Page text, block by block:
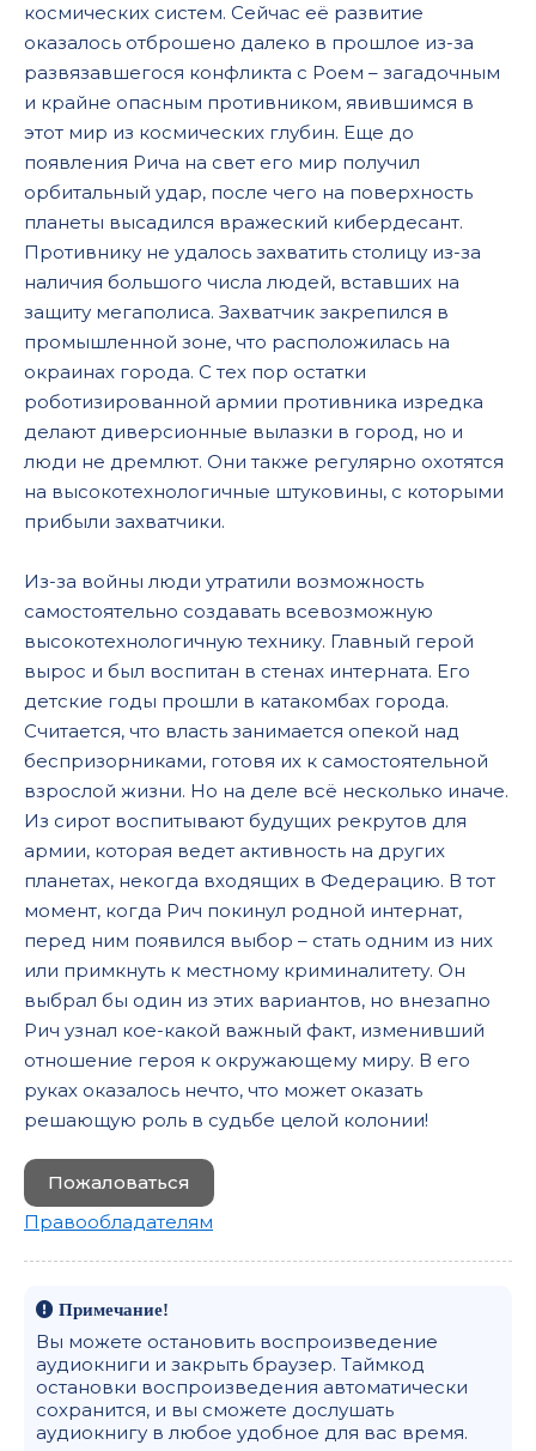
космических систем. Сейчас её развитие
оказалось отброшено далеко в прошлое из-за
развязавшегося конфликта с Роем – загадочным
и крайне опасным противником, явившимся в
этот мир из космических глубин. Еще до
появления Рича на свет его мир получил
орбитальный удар, после чего на поверхность
планеты высадился вражеский кибердесант.
Противнику не удалось захватить столицу из-за
наличия большого числа людей, вставших на
защиту мегаполиса. Захватчик закрепился в
промышленной зоне, что расположилась на
окраинах города. С тех пор остатки
роботизированной армии противника изредка
делают диверсионные вылазки в город, но и
люди не дремлют. Они также регулярно охотятся
на высокотехнологичные штуковины, с которыми
прибыли захватчики.
Из-за войны люди утратили возможность
самостоятельно создавать всевозможную
высокотехнологичную технику. Главный герой
вырос и был воспитан в стенах интерната. Его
детские годы прошли в катакомбах города.
Считается, что власть занимается опекой над
беспризорниками, готовя их к самостоятельной
взрослой жизни. Но на деле всё несколько иначе.
Из сирот воспитывают будущих рекрутов для
армии, которая ведет активность на других
планетах, некогда входящих в Федерацию. В тот
момент, когда Рич покинул родной интернат,
перед ним появился выбор – стать одним из них
или примкнуть к местному криминалитету. Он
выбрал бы один из этих вариантов, но внезапно
Рич узнал кое-какой важный факт, изменивший
отношение героя к окружающему миру. В его
руках оказалось нечто, что может оказать
решающую роль в судьбе целой колонии!
Пожаловаться
Правообладателям
Примечание!
Вы можете остановить воспроизведение
аудиокниги и закрыть браузер. Таймкод
остановки воспроизведения автоматически
сохранится, и вы сможете дослушать
аудиокнигу в любое удобное для вас время.